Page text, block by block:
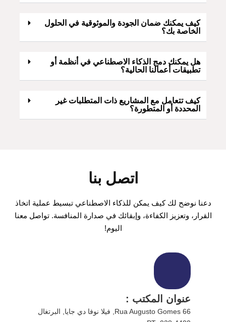
كيف يمكنك ضمان الجودة والموثوقية في الحلول
الخاصة بك؟
هل يمكنك دمج الذكاء الاصطناعي في أنظمة أو
تطبيقات أعمالنا الحالية؟
كيف تتعامل مع المشاريع ذات المتطلبات غير
المحددة أو المتطورة؟
اتصل بنا
دعنا نوضح لك كيف يمكن للذكاء الاصطناعي تبسيط عملية اتخاذ
القرار، وتعزيز الكفاءة، وإبقائك في صدارة المنافسة. تواصل معنا
اليوم!
عنوان المكتب :
Rua Augusto Gomes 66, فيلا نوفا دي جايا, البرتغال